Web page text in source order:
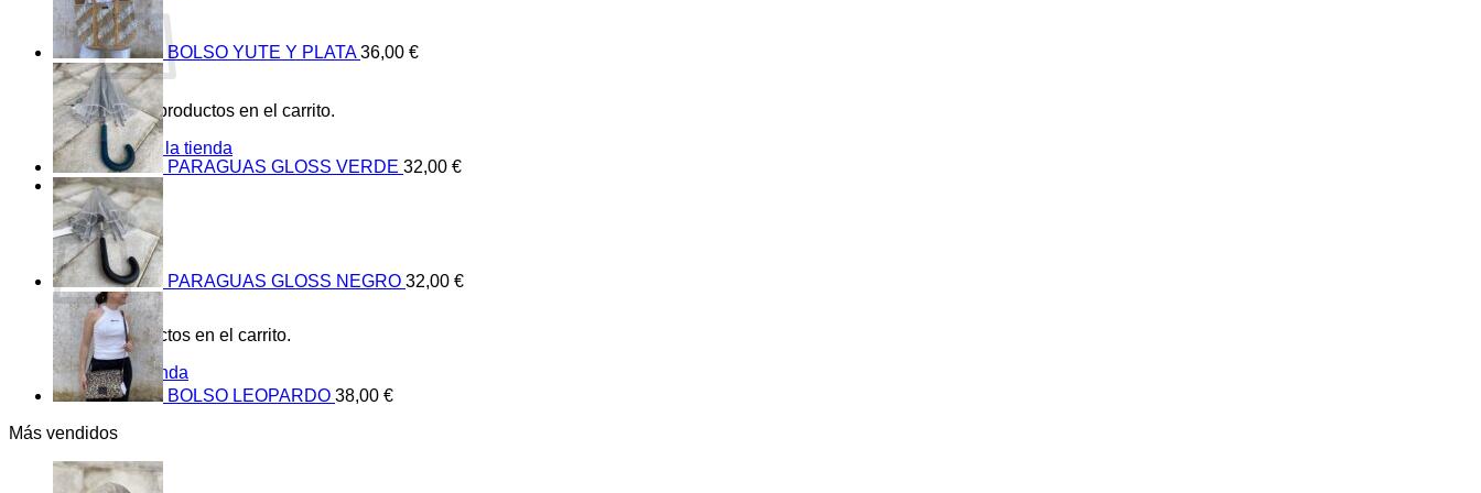
No hay productos en el carrito.
Volver a la tienda
0
Carrito
No hay productos en el carrito.
Volver a la tienda
BOLSO YUTE Y PLATA 36,00 €
PARAGUAS GLOSS VERDE 32,00 €
PARAGUAS GLOSS NEGRO 32,00 €
BOLSO LEOPARDO 38,00 €
Más vendidos